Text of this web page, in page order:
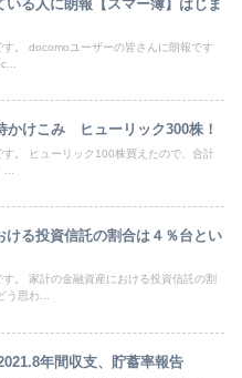
いる人に朗報【スマー簿】はじま
す。 docomoユーザーの皆さんに朗報です
かけこみ ヒューリック300株！
す。 ヒューリック100株買えたので、合計
ける投資信託の割合は４％台とい
。 家計の金融資産における投資信託の割
う思わ...
年間収支、貯蓄率報告